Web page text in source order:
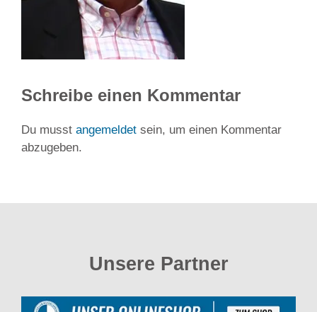
Schreibe einen Kommentar
Du musst angemeldet sein, um einen Kommentar
abzugeben.
Unsere Partner